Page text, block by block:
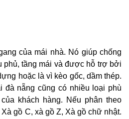
của mái nhà. Nó giúp chống
phủ, tầng mái và được hỗ trợ bởi
hoặc là vì kèo gốc, dầm thép.
đà nẵng cũng có nhiều loại phù
khách hàng. Nếu phân theo
gồ C, xà gồ Z, Xà gồ chữ nhật.